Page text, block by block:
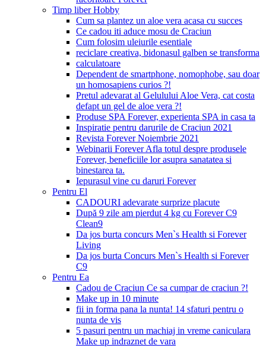
Timp liber Hobby
Cum sa plantez un aloe vera acasa cu succes
Ce cadou iti aduce mosu de Craciun
Cum folosim uleiurile esentiale
reciclare creativa, bidonasul galben se transforma
calculatoare
Dependent de smartphone, nomophobe, sau doar
un homosapiens curios ?!
Pretul adevarat al Gelulului Aloe Vera, cat costa
defapt un gel de aloe vera ?!
Produse SPA Forever, experienta SPA in casa ta
Inspiratie pentru darurile de Craciun 2021
Revista Forever Noiembrie 2021
Webinarii Forever Afla totul despre produsele
Forever, beneficiile lor asupra sanatatea si
binestarea ta.
Iepurasul vine cu daruri Forever
Pentru El
CADOURI adevarate surprize placute
După 9 zile am pierdut 4 kg cu Forever C9
Clean9
Da jos burta concurs Men`s Health si Forever
Living
Da jos burta Concurs Men`s Health si Forever
C9
Pentru Ea
Cadou de Craciun Ce sa cumpar de craciun ?!
Make up in 10 minute
fii in forma pana la nunta! 14 sfaturi pentru o
nunta de vis
5 pasuri pentru un machiaj in vreme caniculara
Make up indraznet de vara